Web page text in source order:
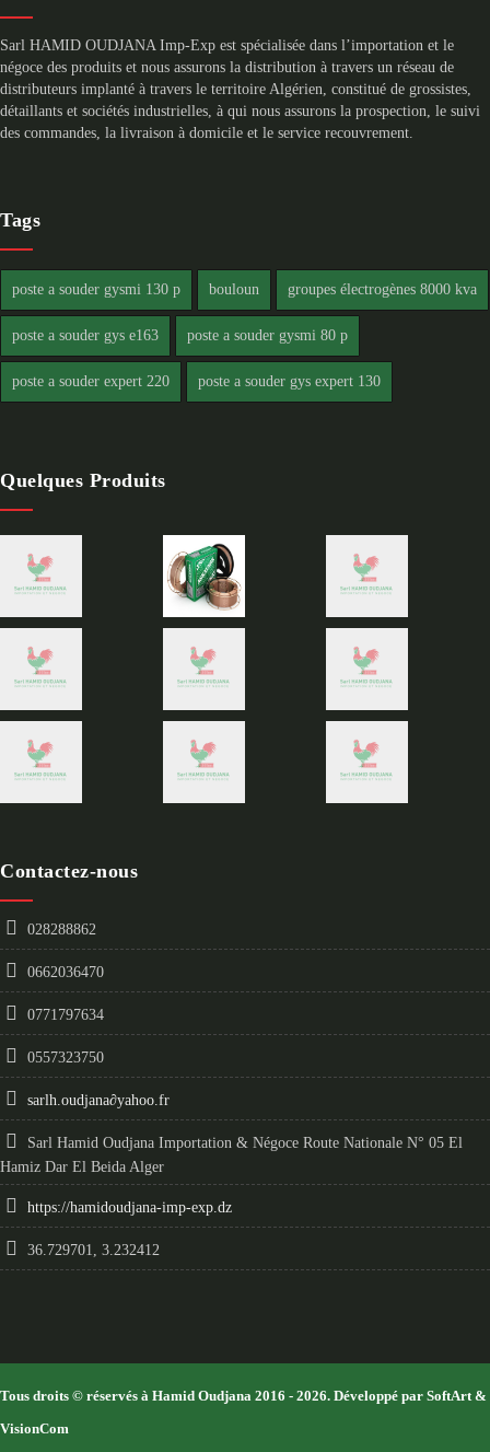
Sarl HAMID OUDJANA Imp-Exp est spécialisée dans l’importation et le
négoce des produits et nous assurons la distribution à travers un réseau de
distributeurs implanté à travers le territoire Algérien, constitué de grossistes,
détaillants et sociétés industrielles, à qui nous assurons la prospection, le suivi
des commandes, la livraison à domicile et le service recouvrement.
Tags
poste a souder gysmi 130 p bouloun groupes électrogènes 8000 kva
poste a souder gys e163 poste a souder gysmi 80 p
poste a souder expert 220 poste a souder gys expert 130
Quelques Produits
Contactez-nous
028288862
0662036470
0771797634
0557323750
sarlh.oudjana∂yahoo.fr
Sarl Hamid Oudjana Importation & Négoce Route Nationale N° 05 El
Hamiz Dar El Beida Alger
https://hamidoudjana-imp-exp.dz
36.729701, 3.232412
Tous droits © réservés à Hamid Oudjana 2016 - 2026. Développé par SoftArt &
VisionCom